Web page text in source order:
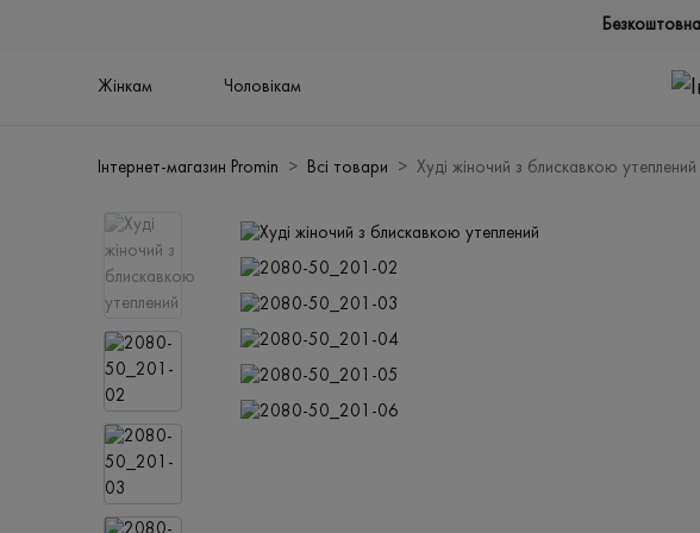
Жінкам Чоловікам
Інтернет-магазин Promin Всі товари Худі жіночий з блискавкою утеплений